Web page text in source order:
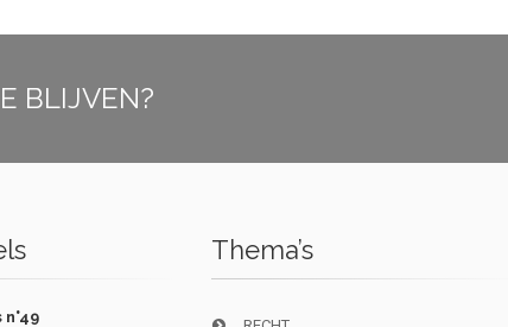
BLIJVEN?
Thema’s